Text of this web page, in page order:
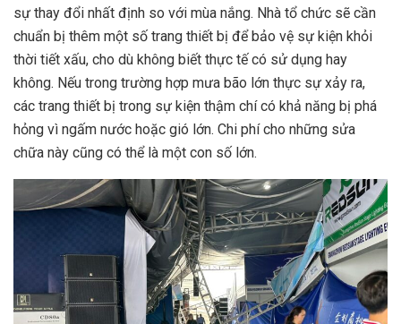
sự thay đổi nhất định so với mùa nắng. Nhà tổ chức sẽ cần
chuẩn bị thêm một số trang thiết bị để bảo vệ sự kiện khỏi
thời tiết xấu, cho dù không biết thực tế có sử dụng hay
không. Nếu trong trường hợp mưa bão lớn thực sự xảy ra,
các trang thiết bị trong sự kiện thậm chí có khả năng bị phá
hỏng vì ngấm nước hoặc gió lớn. Chi phí cho những sửa
chữa này cũng có thể là một con số lớn.